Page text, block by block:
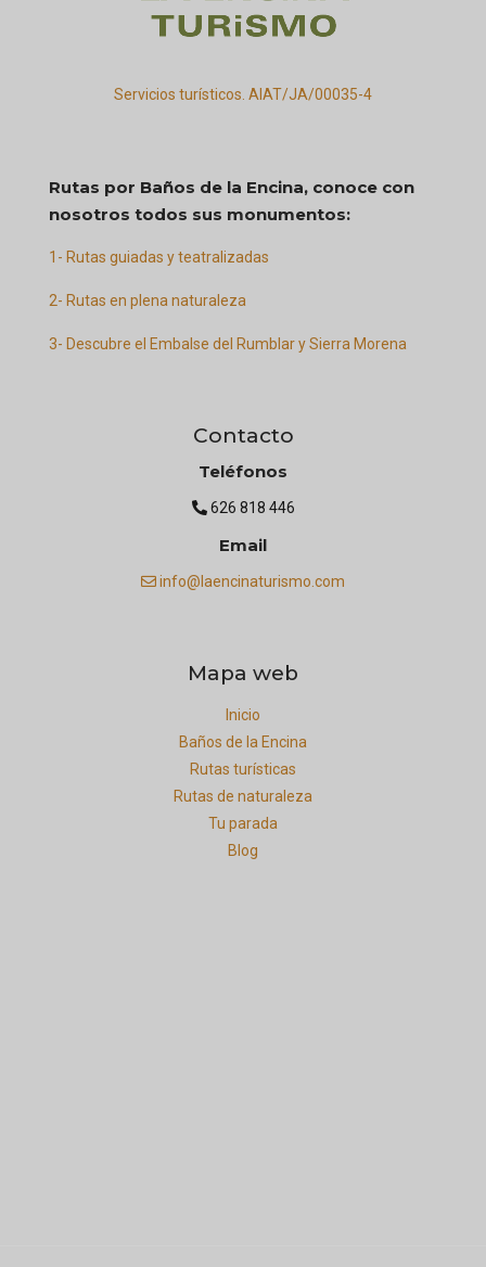
Servicios turísticos. AIAT/JA/00035-4
Rutas por Baños de la Encina, conoce con
nosotros todos sus monumentos:
1- Rutas guiadas y teatralizadas
2- Rutas en plena naturaleza
3- Descubre el Embalse del Rumblar y Sierra Morena
Contacto
Teléfonos
626 818 446
Email
info@laencinaturismo.com
Mapa web
Inicio
Baños de la Encina
Rutas turísticas
Rutas de naturaleza
Tu parada
Blog